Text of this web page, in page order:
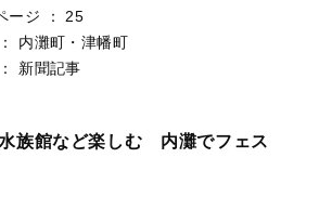
ージ
：
25
：
内灘町・津幡町
： 新聞記事
族館など楽しむ 内灘でフェス